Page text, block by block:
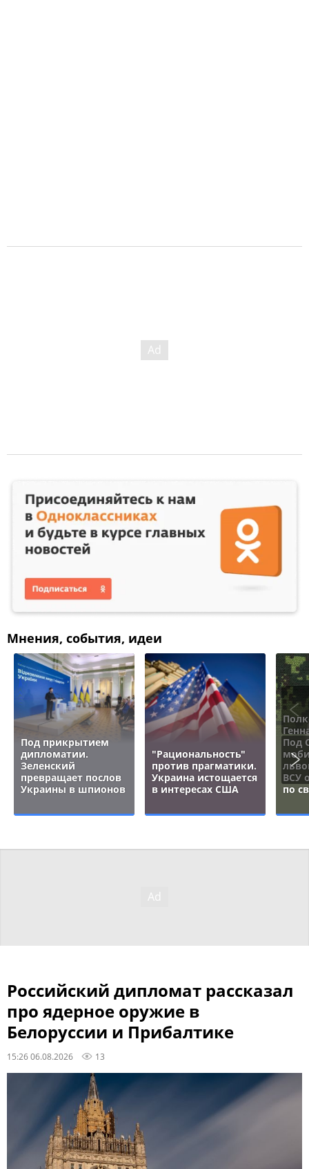
Мнения, события, идеи
Под прикрытием
дипломатии.
Зеленский
превращает послов
Украины в шпионов
"Рациональность"
против прагматики.
Украина истощается
в интересах США
Под
ВСУ
по
Российский дипломат рассказал
про ядерное оружие в
Белоруссии и Прибалтике
15:26 06.08.2026 13